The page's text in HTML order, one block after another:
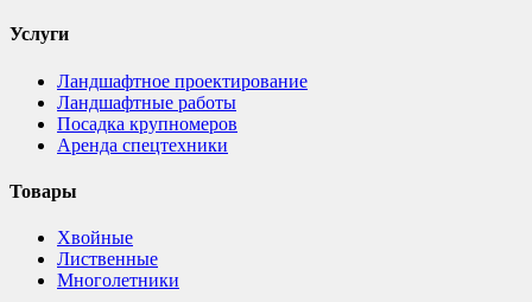
Услуги
Ландшафтное проектирование
Ландшафтные работы
Посадка крупномеров
Аренда спецтехники
Товары
Хвойные
Лиственные
Многолетники